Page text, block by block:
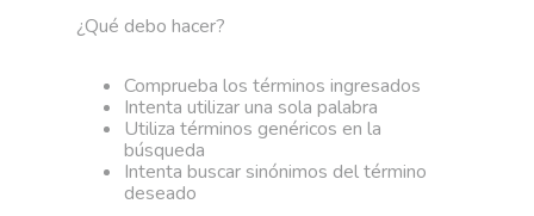
¿Qué debo hacer?
Comprueba los términos ingresados
Intenta utilizar una sola palabra
Utiliza términos genéricos en la
búsqueda
Intenta buscar sinónimos del término
deseado